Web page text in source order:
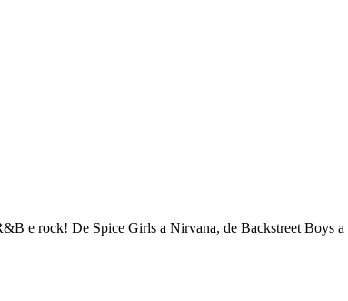
e rock! De Spice Girls a Nirvana, de Backstreet Boys